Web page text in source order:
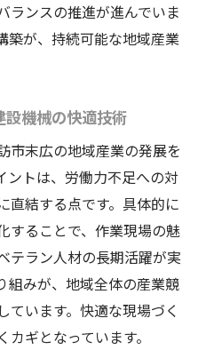
ランスの推進が進んでいま
築が、持続可能な地域産業
設機械の快適技術
市末広の地域産業の発展を
ントは、労働力不足への対
直結する点です。具体的に
することで、作業現場の魅
テラン人材の長期活躍が実
組みが、地域全体の産業競
ています。快適な現場づく
ギとなっています。